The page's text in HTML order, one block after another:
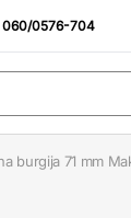
060/0576-704
burgija 71 mm